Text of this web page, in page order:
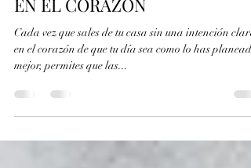
EL PODER DE LA INTENCIÓN
EN EL CORAZÓN
Cada vez que sales de tu casa sin una intención clara
en el corazón de que tu día sea como lo has